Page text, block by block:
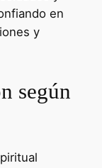
en
y
según